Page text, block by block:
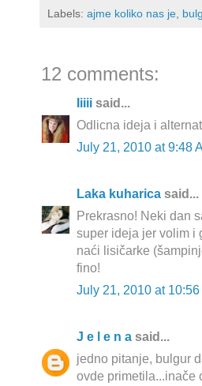
Labels: ajme koliko nas je,
12 comments:
Iiiii said...
Odlicna ideja i
July 21, 2010 at 9:48
Laka kuharica said...
Prekrasno! Neki dan
super ideja jer volim i
naći lisičarke
fino!
July 21, 2010 at 10:56
J e l e n a said...
jedno pitanje, bulgur
ovde primetila...inače